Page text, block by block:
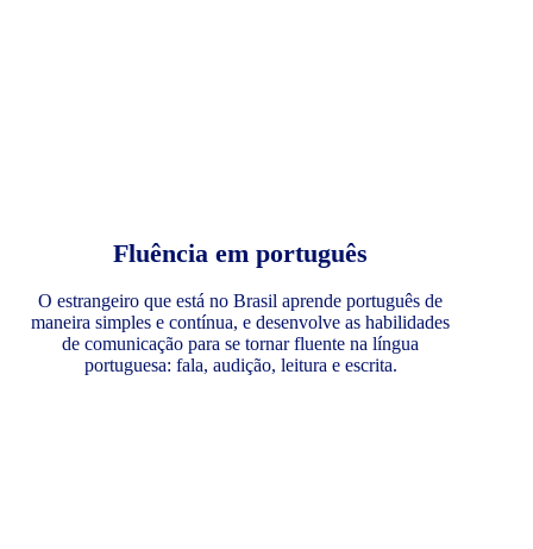
Fluência em português
O estrangeiro que está no Brasil aprende português de
maneira simples e contínua, e desenvolve as habilidades
de comunicação para se tornar fluente na língua
portuguesa: fala, audição, leitura e escrita.